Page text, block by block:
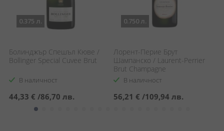
0.375 л.
Болинджър Спешъл Кюве /
Bollinger Special Cuvee Brut
В наличност
44,33 € /86,70 лв.
0.750 л.
Лорент-Перие Брут
Шампанско / Laurent-Perrier
Brut Champagne
В наличност
56,21 € /109,94 лв.